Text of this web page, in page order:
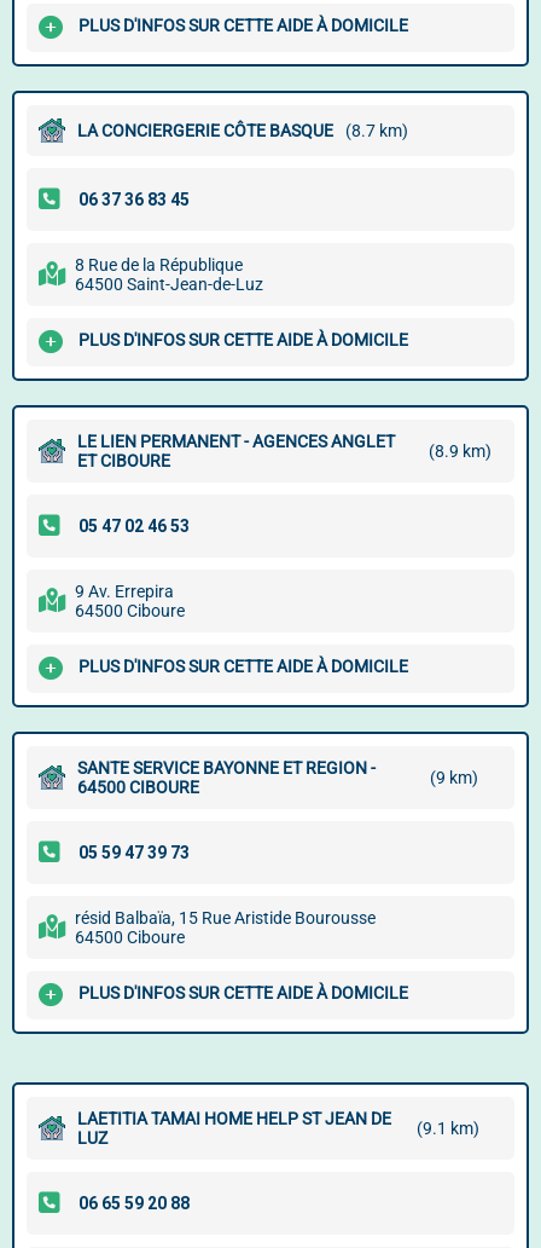
PLUS D'INFOS SUR CETTE AIDE À DOMICILE
LA CONCIERGERIE CÔTE BASQUE (8.7 km)
8 Rue de la République
64500 Saint-Jean-de-Luz
PLUS D'INFOS SUR CETTE AIDE À DOMICILE
LE LIEN PERMANENT - AGENCES ANGLET
ET CIBOURE
(8.9 km)
9 Av. Errepira
64500 Ciboure
PLUS D'INFOS SUR CETTE AIDE À DOMICILE
SANTE SERVICE BAYONNE ET REGION -
64500 CIBOURE
(9 km)
résid Balbaïa, 15 Rue Aristide Bourousse
64500 Ciboure
PLUS D'INFOS SUR CETTE AIDE À DOMICILE
LAETITIA TAMAI HOME HELP ST JEAN DE
LUZ
(9.1 km)